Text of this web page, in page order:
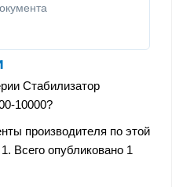
Стабилизатор
10000?
производителя по этой
Всего опубликовано 1